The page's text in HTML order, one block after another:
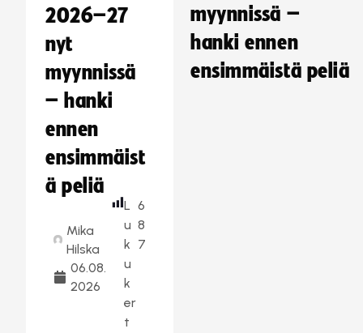
2026–27
nyt
myynnissä
– hanki
ennen
ensimmäist
ä peliä
Mika
Hilska
06.08.
2026
L
u
k
u
k
er
t
6
8
7
myynnissä –
hanki ennen
ensimmäistä peliä